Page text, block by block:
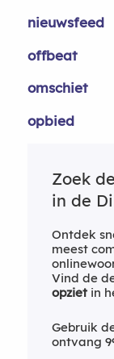
nieuwsfeed
offbeat
omschiet
opbied
Zoek
in de
Ontdek
meest
Vind de
opzietin
Gebruik
ontvang